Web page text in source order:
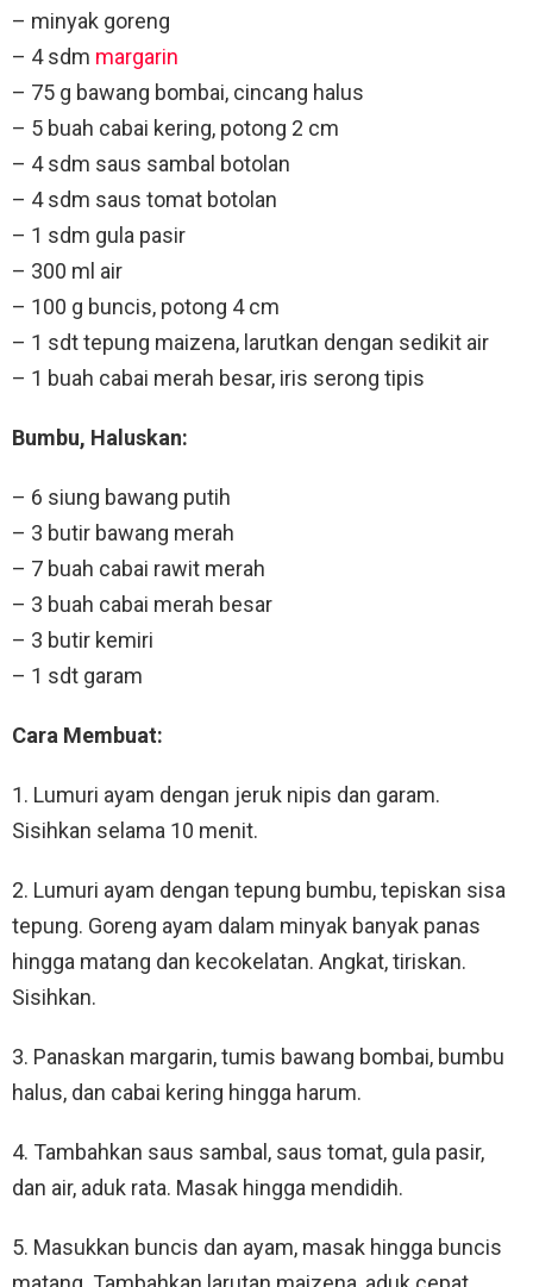
– minyak goreng
– 4 sdm margarin
– 75 g bawang bombai, cincang halus
– 5 buah cabai kering, potong 2 cm
– 4 sdm saus sambal botolan
– 4 sdm saus tomat botolan
– 1 sdm gula pasir
– 300 ml air
– 100 g buncis, potong 4 cm
– 1 sdt tepung maizena, larutkan dengan sedikit air
– 1 buah cabai merah besar, iris serong tipis
Bumbu, Haluskan:
– 6 siung bawang putih
– 3 butir bawang merah
– 7 buah cabai rawit merah
– 3 buah cabai merah besar
– 3 butir kemiri
– 1 sdt garam
Cara Membuat:
1. Lumuri ayam dengan jeruk nipis dan garam.
Sisihkan selama 10 menit.
2. Lumuri ayam dengan tepung bumbu, tepiskan sisa
tepung. Goreng ayam dalam minyak banyak panas
hingga matang dan kecokelatan. Angkat, tiriskan.
Sisihkan.
3. Panaskan margarin, tumis bawang bombai, bumbu
halus, dan cabai kering hingga harum.
4. Tambahkan saus sambal, saus tomat, gula pasir,
dan air, aduk rata. Masak hingga mendidih.
5. Masukkan buncis dan ayam, masak hingga buncis